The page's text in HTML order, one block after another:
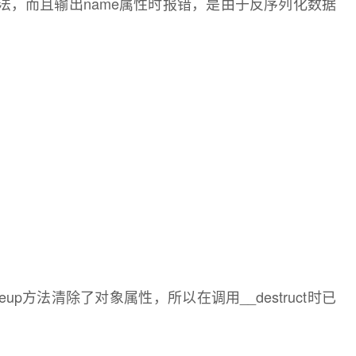
方法清除了对象属性，所以在调用__destruct时已